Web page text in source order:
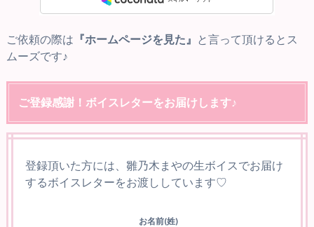
ご依頼の際は 『ホームページを見た』
と言って頂けるとス
ムーズです♪
ご登録感謝！ボイスレターをお届けします♪
登録頂いた方には、雛乃木まやの生ボイスでお届け
するボイスレターをお渡ししています♡
お名前(姓)